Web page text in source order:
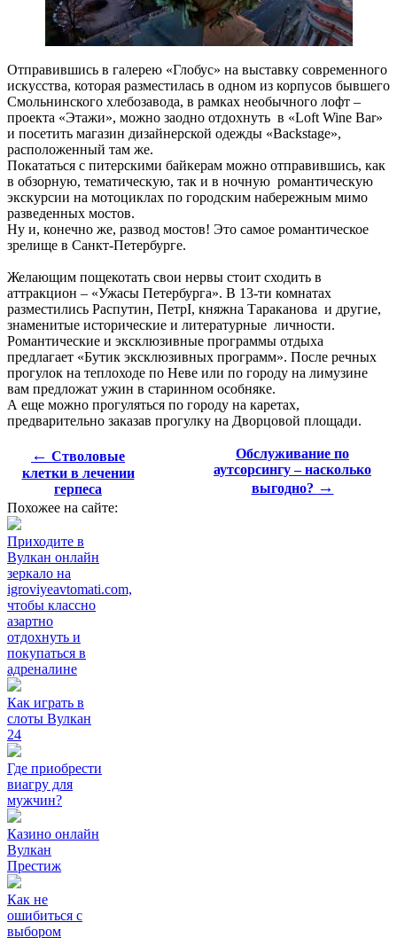
Отправившись в галерею «Глобус» на выставку современного
искусства, которая разместилась в одном из корпусов бывшего
Смольнинского хлебозавода, в рамках необычного лофт –
проекта «Этажи», можно заодно отдохнуть в «Loft Wine Bar»
и посетить магазин дизайнерской одежды «Backstage»,
расположенный там же.
Покататься с питерскими байкерам можно отправившись, как
в обзорную, тематическую, так и в ночную романтическую
экскурсии на мотоциклах по городским набережным мимо
разведенных мостов.
Ну и, конечно же, развод мостов! Это самое романтическое
зрелище в Санкт-Петербурге.
Желающим пощекотать свои нервы стоит сходить в
аттракцион – «Ужасы Петербурга». В 13-ти комнатах
разместились Распутин, ПетрI, княжна Тараканова и другие,
знаменитые исторические и литературные личности.
Романтические и эксклюзивные программы отдыха
предлагает «Бутик эксклюзивных программ». После речных
прогулок на теплоходе по Неве или по городу на лимузине
вам предложат ужин в старинном особняке.
А еще можно прогуляться по городу на каретах,
предварительно заказав прогулку на Дворцовой площади.
← Стволовые
клетки в лечении
герпеса
Обслуживание по
аутсорсингу – насколько
выгодно? →
Похожее на сайте:
Приходите в
Вулкан онлайн
зеркало на
igroviyeavtomati.com,
чтобы классно
азартно
отдохнуть и
покупаться в
адреналине
Как играть в
слоты Вулкан
24
Где приобрести
виагру для
мужчин?
Казино онлайн
Вулкан
Престиж
Как не
ошибиться с
выбором